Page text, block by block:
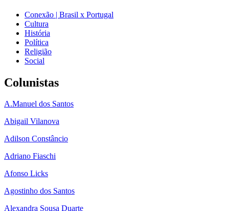
Conexão | Brasil x Portugal
Cultura
História
Política
Religião
Social
Colunistas
A.Manuel dos Santos
Abigail Vilanova
Adilson Constâncio
Adriano Fiaschi
Afonso Licks
Agostinho dos Santos
Alexandra Sousa Duarte